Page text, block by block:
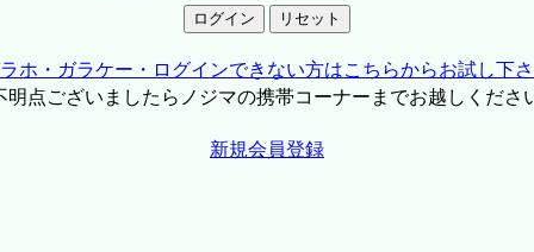
ホ・ガラケー・ログインできない方はこちらからお試し下
点ございましたらノジマの携帯コーナーまでお越しくださ
新規会員登録